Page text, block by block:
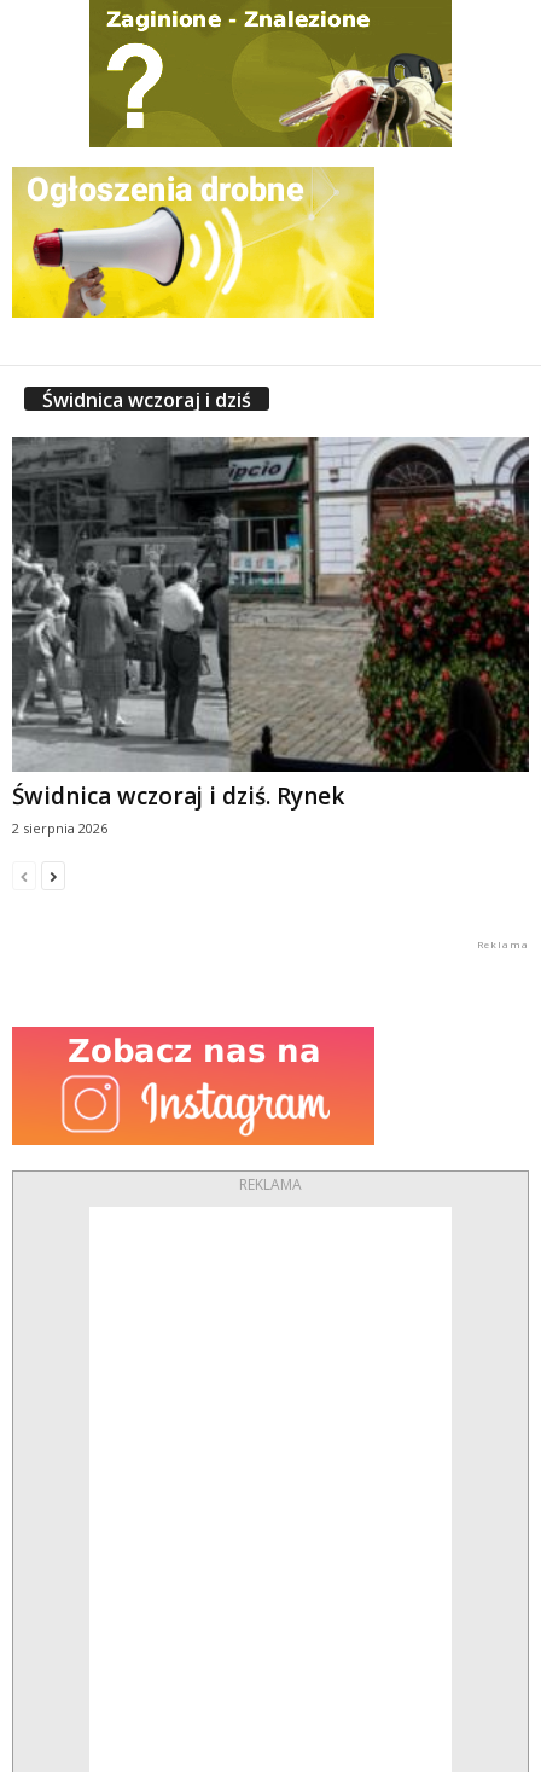
Świdnica wczoraj i dziś
Świdnica wczoraj i dziś. Rynek
2 sierpnia 2026
REKLAMA